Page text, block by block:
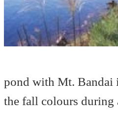
pond with Mt. Bandai
the fall colours during